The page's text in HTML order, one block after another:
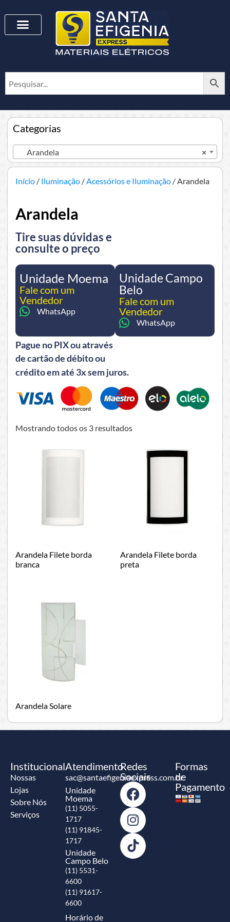
Categorias
×
Arandela
Início / Iluminação /Acessórios e Iluminação / Arandela
Arandela
Tire suas dúvidas e
consulte o preço
Unidade Moema
Fale com um
Vendedor
WhatsApp
Unidade Campo
Belo
Fale com um
Vendedor
WhatsApp
Pague no PIX ou através
de cartão de débito ou
crédito em até 3x sem juros.
Mostrando todos os 3 resultados
Arandela Filete borda
branca
Arandela Filete borda
preta
Arandela Solare
Institucional
Nossas
Lojas
Sobre Nós
Serviços
Atendimento
sac@santaefigeniaexpress.com.br
Unidade
Moema
(11) 5055-
1717
(11) 91845-
1717
Unidade
Campo Belo
(11) 5531-
6600
(11) 91617-
6600
Horário de
Redes
Sociais
Formas
de
Pagamento